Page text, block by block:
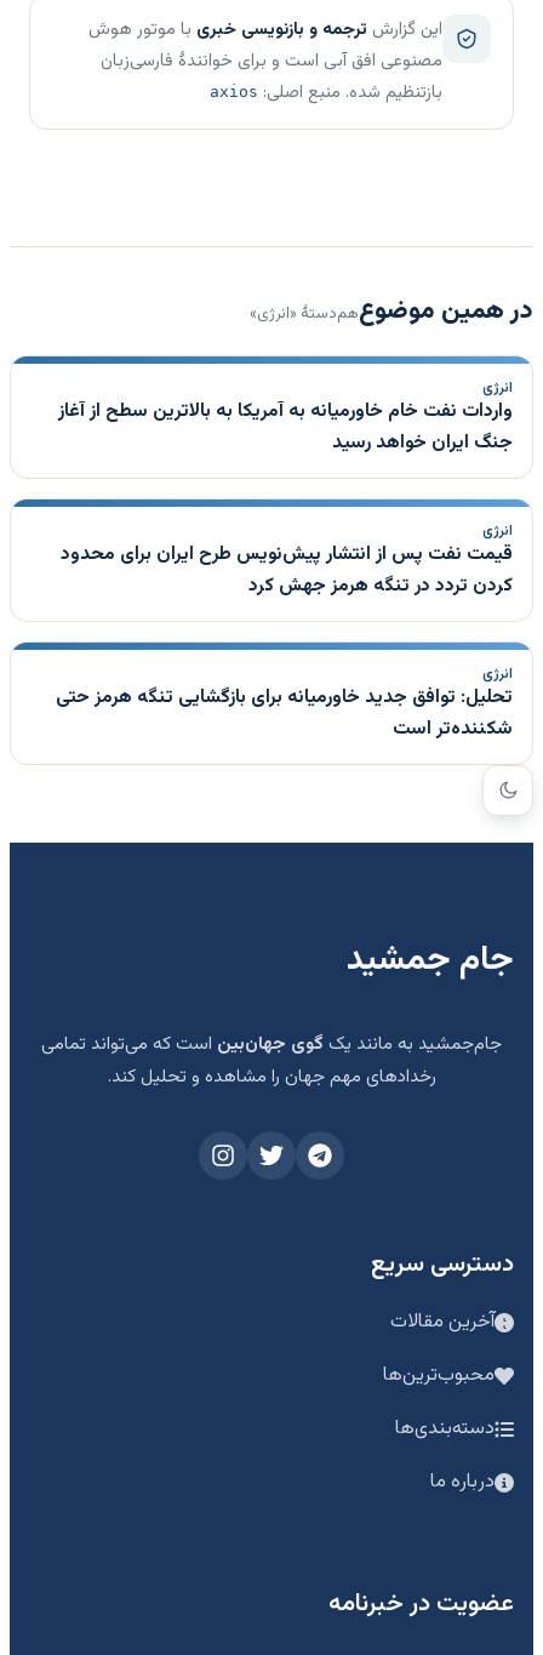
این گزارش ترجمه و بازنویسی خبری با موتور هوش
مصنوعی افق آبی است و برای خوانندهٔ فارسی‌زبان
بازتنظیم شده. منبع اصلی: axios
در همین موضوعهم‌دستهٔ «انرژی»
انرژی
واردات نفت خام خاورمیانه به آمریکا به بالاترین سطح از آغاز
جنگ ایران خواهد رسید
انرژی
قیمت نفت پس از انتشار پیش‌نویس طرح ایران برای محدود
کردن تردد در تنگه هرمز جهش کرد
انرژی
تحلیل: توافق جدید خاورمیانه برای بازگشایی تنگه هرمز حتی
شکننده‌تر است
جام جمشید
جام‌جمشید به مانند یک گوی جهان‌بین است که می‌تواند تمامی
رخدادهای مهم جهان را مشاهده و تحلیل کند.
دسترسی سریع
آخرین مقالات
محبوب‌ترین‌ها
دسته‌بندی‌ها
درباره ما
عضویت در خبرنامه